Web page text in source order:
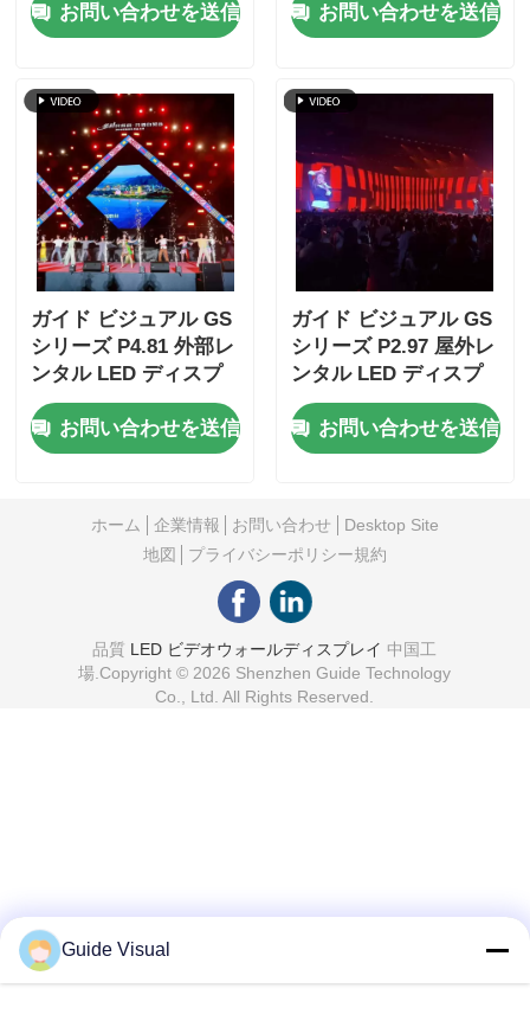
ント用ダブルパワー&
シグナルバックアップ
お問い合わせを送信
用 鋳型アルミキャビネ
ット
お問い合わせを送信
ガイド ビジュアル GS
シリーズ P4.81 外部レ
ンタル LED ディスプ
レイ エントリーレベル
レンタル 5000nit IP65
7680Hz CE
お問い合わせを送信
ガイド ビジュアル GS
シリーズ P2.97 屋外レ
ンタル LED ディスプ
レイ 5000nit IP65 デジ
タルサイネー
ジ,7680Hz デュアルバ
お問い合わせを送信
ホーム 企業情報 お問い合わせ
Desktop Site
地図
プライバシーポリシー規約
品質 LED ビデオウォールディスプレイ 中国工
場.Copyright © 2026 Shenzhen Guide Technology
Co., Ltd. All Rights Reserved.
Guide Visual